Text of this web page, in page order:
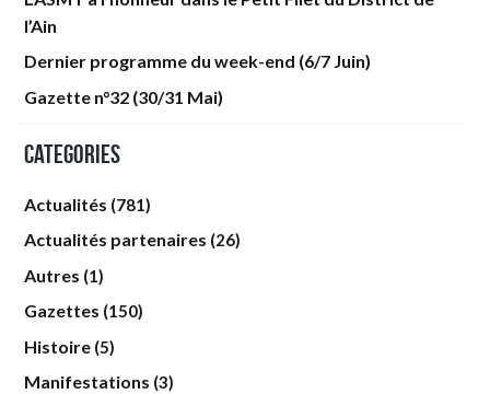
l’Ain
Dernier programme du week-end (6/7 Juin)
Gazette n°32 (30/31 Mai)
Categories
Actualités (781)
Actualités partenaires (26)
Autres (1)
Gazettes (150)
Histoire (5)
Manifestations (3)